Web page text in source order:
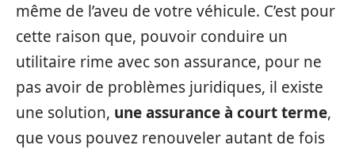
même de l’aveu de votre véhicule. C’est pour
cette raison que, pouvoir conduire un
utilitaire rime avec son assurance, pour ne
pas avoir de problèmes juridiques, il existe
une solution, une assurance à court terme,
que vous pouvez renouveler autant de fois